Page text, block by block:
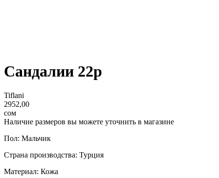
Сандалии 22р
Tiflani
2952,00
сом
Наличие размеров вы можете уточнить в магазине
Пол: Мальчик
Страна производства: Турция
Материал: Кожа